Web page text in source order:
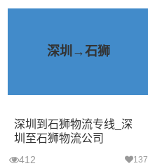
深圳→石狮
深圳到石狮物流专线_深
圳至石狮物流公司
412 137